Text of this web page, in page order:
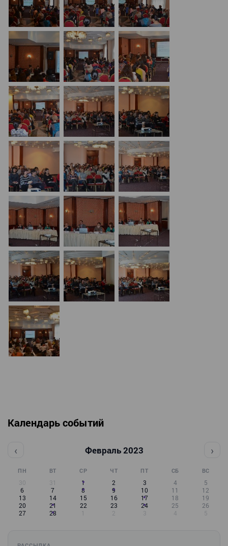
Календарь событий
‹ Февраль 2023 ›
ПН ВТ СР ЧТ ПТ СБ ВС
30 31 1 2 3 4
5
6
7 8 9 10 11
12
13
14 15 16 17 18
19
20
21 22 23 24 25
26
27
28 1 2 3 4 5